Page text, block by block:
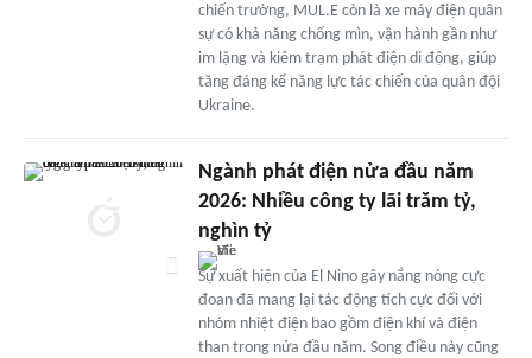
chiến trường, MUL.E còn là xe máy điện quân
sự có khả năng chống mìn, vận hành gần như
im lặng và kiêm trạm phát điện di động, giúp
tăng đáng kể năng lực tác chiến của quân đội
Ukraine.
Ngành phát điện nửa đầu năm
2026: Nhiều công ty lãi trăm tỷ,
nghìn tỷ
Sự xuất hiện của El Nino gây nắng nóng cực
đoan đã mang lại tác động tích cực đối với
nhóm nhiệt điện bao gồm điện khí và điện
than trong nửa đầu năm. Song điều này cũng